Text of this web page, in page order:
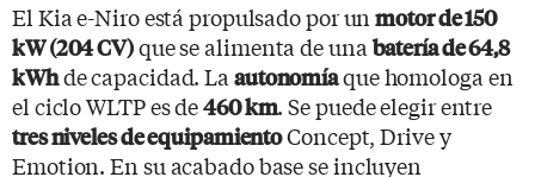
El Kia e-Niro está propulsado por unmotor de 150
kW (204 CV)que se alimenta de una batería de 64,8
kWhde capacidad. La autonomíaque homologa en
el ciclo WLTP es de460 km. Se puede elegir entre
tres niveles de equipamientoConcept, Drive y
Emotion. En su acabado base se incluyen